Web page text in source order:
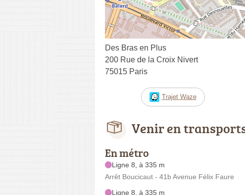
Des Bras en Plus
200 Rue de la Croix Nivert
75015 Paris
Trajet Waze
Venir en
En métro
Ligne 8, à 335 m
Arrêt Boucicaut - 41b Avenue Félix Faure
Ligne 8, à 335 m